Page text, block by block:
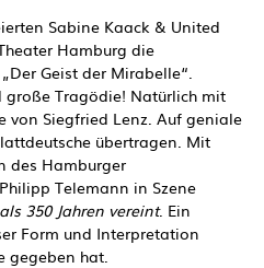
Sabine Kaack & United
Hamburg die
Geist der Mirabelle“.
große Tragödie! Natürlich mit
von Siegfried Lenz. Auf geniale
übertragen. Mit
des Hamburger
Telemann in Szene
350 Jahren vereint. Ein
Form und Interpretation
gegeben hat.